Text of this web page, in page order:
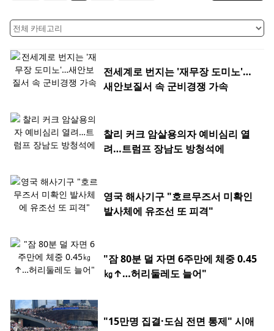
전세계로 번지는 '재무장 도미노'…
새안보질서 속 군비경쟁 가속
찰리 커크 암살용의자 예비심리 열
려…트럼프 장남도 방청석에
영국 해사기구 "호르무즈서 미확인
발사체에 유조선 또 피격"
"잠 80분 덜 자면 6주만에 체중 0.45
㎏↑…허리둘레도 늘어"
"15만명 집결·도심 전면 통제" 시애